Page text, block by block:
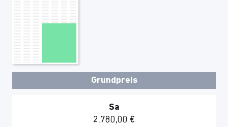
Grundpreis
Sa
2.780,00 €